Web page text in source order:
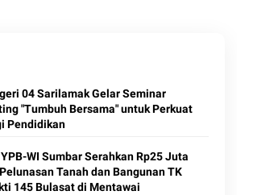
04 Sarilamak Gelar Seminar
"Tumbuh Bersama" untuk Perkuat
Pendidikan
WI Sumbar Serahkan Rp25 Juta
Tanah dan Bangunan TK
145 Bulasat di Mentawai